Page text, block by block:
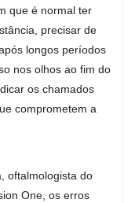
que é normal ter
precisar de
longos períodos
nos olhos ao fim do
os chamados
comprometem a
oftalmologista do
One, os erros